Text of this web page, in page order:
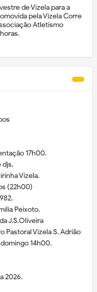
de Vizela para a
pela Vizela Corre
Atletismo
17h00.
djs.
Vizela.
(22h00)
Peixoto.
J.S.Oliveira
Pastoral Vizela S. Adrião
14h00.
2026.